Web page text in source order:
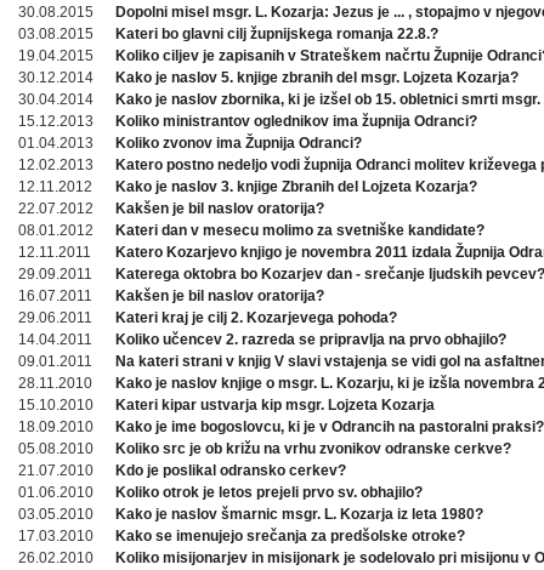
30.08.2015
Dopolni misel msgr. L. Kozarja: Jezus je ... , stopajmo v
03.08.2015
Kateri bo glavni cilj župnijskega romanja 22.8.?
19.04.2015
Koliko ciljev je zapisanih v Strateškem načrtu Župnije
30.12.2014
Kako je naslov 5. knjige zbranih del msgr. Lojzeta Kozarja?
30.04.2014
Kako je naslov zbornika, ki je izšel ob 15. obletnici smrti msgr.
15.12.2013
Koliko ministrantov oglednikov ima župnija Odranci?
01.04.2013
Koliko zvonov ima Župnija Odranci?
12.02.2013
Katero postno nedeljo vodi župnija Odranci molitev križevega
12.11.2012
Kako je naslov 3. knjige Zbranih del Lojzeta Kozarja?
22.07.2012
Kakšen je bil naslov oratorija?
08.01.2012
Kateri dan v mesecu molimo za svetniške kandidate?
12.11.2011
Katero Kozarjevo knjigo je novembra 2011 izdala Župnija
29.09.2011
Katerega oktobra bo Kozarjev dan - srečanje ljudskih pevcev?
16.07.2011
Kakšen je bil naslov oratorija?
29.06.2011
Kateri kraj je cilj 2. Kozarjevega pohoda?
14.04.2011
Koliko učencev 2. razreda se pripravlja na prvo obhajilo?
09.01.2011
Na kateri strani v knjig V slavi vstajenja se vidi gol na
28.11.2010
Kako je naslov knjige o msgr. L. Kozarju, ki je izšla novembra
15.10.2010
Kateri kipar ustvarja kip msgr. Lojzeta Kozarja
18.09.2010
Kako je ime bogoslovcu, ki je v Odrancih na pastoralni praksi?
05.08.2010
Koliko src je ob križu na vrhu zvonikov odranske cerkve?
21.07.2010
Kdo je poslikal odransko cerkev?
01.06.2010
Koliko otrok je letos prejeli prvo sv. obhajilo?
03.05.2010
Kako je naslov šmarnic msgr. L. Kozarja iz leta 1980?
17.03.2010
Kako se imenujejo srečanja za predšolske otroke?
26.02.2010
Koliko misijonarjev in misijonark je sodelovalo pri misijonu v